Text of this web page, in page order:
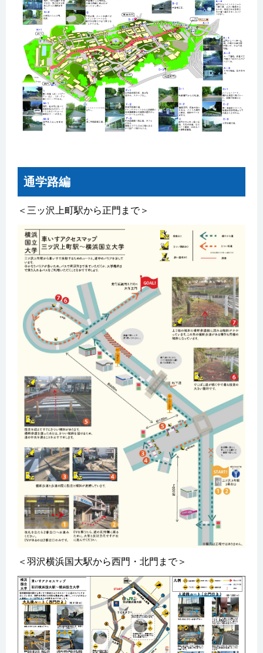
通学路編
＜三ッ沢上町駅から正門まで＞
＜羽沢横浜国大駅から西門・北門まで＞